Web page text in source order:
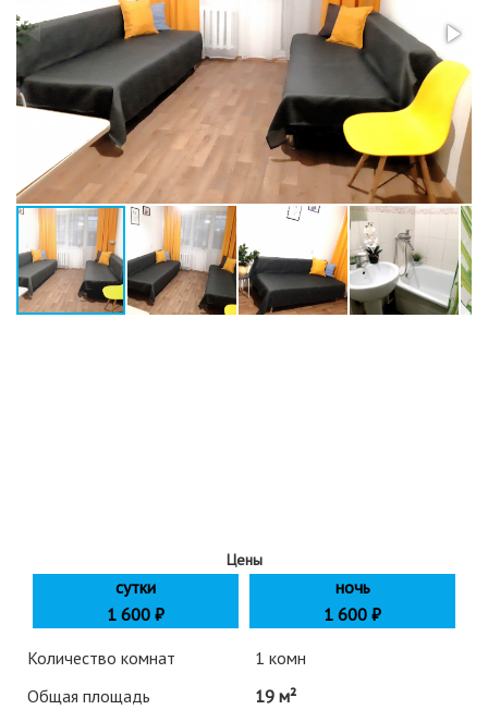
Цены
сутки
1 600 ₽
ночь
1 600 ₽
Количество комнат
1 комн
Общая площадь
19 м²